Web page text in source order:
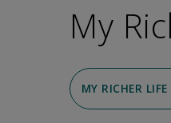
My
MY RICHER